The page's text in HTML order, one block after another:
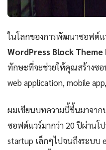
ในโลกของการพัฒนาซอฟต์แ
WordPress Block
ทักษะที่จะช่วยให้คุณสร้างซ
web application, mobile
ผมเขียนบทความนี้ขึ้นมาจา
ซอฟต์แวร์มากว่า 20 ปีผ่านโ
startup เล็กๆไปจนถึงระบบ